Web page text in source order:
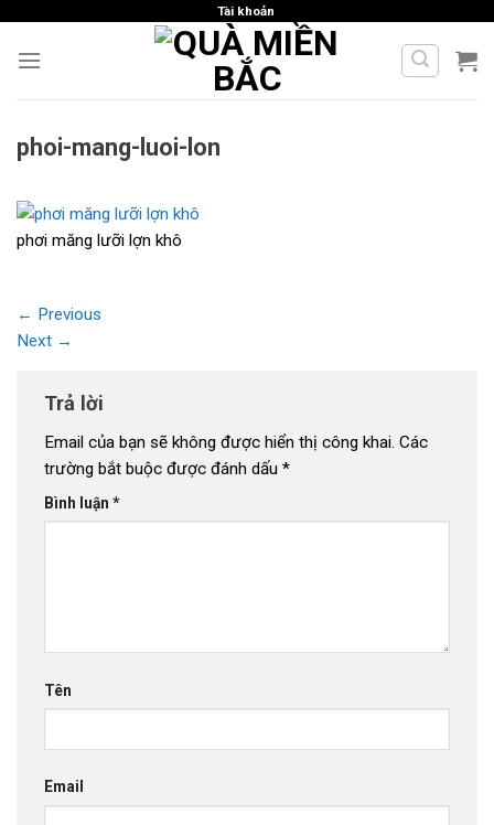
content
Tài khoản
phoi-mang-luoi-lon
phơi măng lưỡi lợn khô
← Previous
Next →
Trả lời
Email của bạn sẽ không được hiển thị công khai. Các
trường bắt buộc được đánh dấu *
Bình luận *
Tên
Email